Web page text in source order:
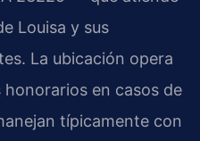
Louisa y sus
La ubicación opera
en casos de
típicamente con